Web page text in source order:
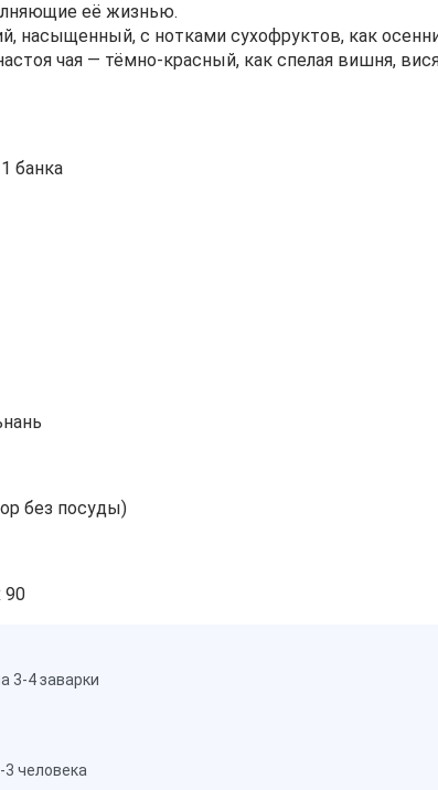
её жизнью.
насыщенный, с нотками сухофруктов, как
чая — тёмно-красный, как спелая вишня,
банка
без посуды)
90
3-4 заварки
3 человека